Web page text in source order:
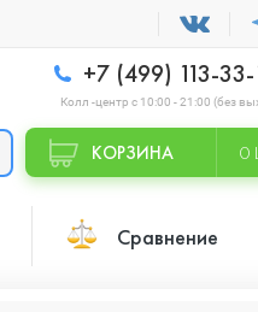
+7 (499) 113-
Колл -центр с 10:00 - 21:00 (без
КОРЗИНА 0
Сравнение